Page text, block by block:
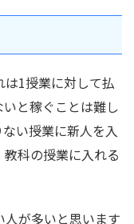
1授業に対して払
と稼ぐことは難し
い授業に新人を入
科の授業に入れる
が多いと思います